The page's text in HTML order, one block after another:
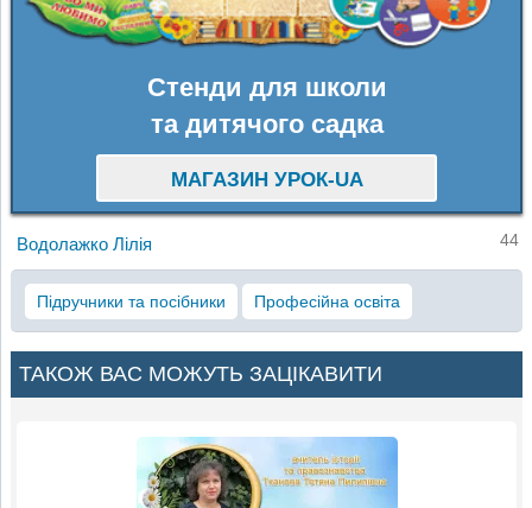
Стенди для школи
та дитячого садка
МАГАЗИН УРОК-UA
Водолажко Лілія 44
Підручники та посібники Професійна освіта
ТАКОЖ ВАС МОЖУТЬ ЗАЦІКАВИТИ